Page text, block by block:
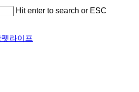
Hit enter to search or ESC